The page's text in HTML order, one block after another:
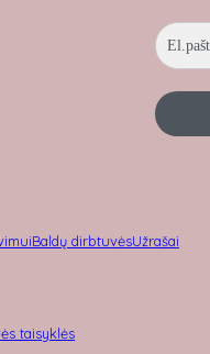
Baldų dirbtuvėsUžrašai
taisyklės